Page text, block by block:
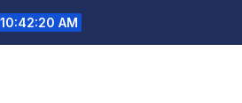
10:42:21 AM